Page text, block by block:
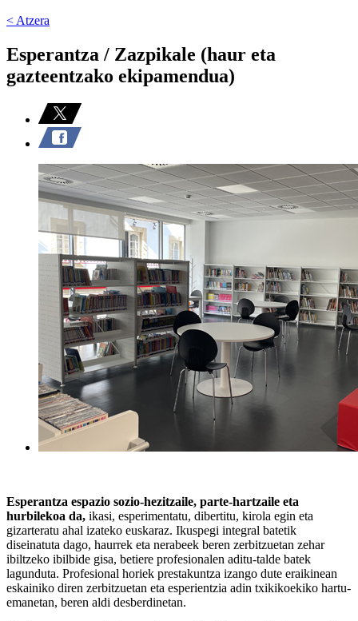
< Atzera
Esperantza / Zazpikale (haur eta
gazteentzako ekipamendua)
Esperantza espazio sozio-hezitzaile, parte-hartzaile eta
hurbilekoa da, ikasi, esperimentatu, dibertitu, kirola egin eta
gizarteratu ahal izateko euskaraz. Ikuspegi integral batetik
diseinatuta dago, haurrek eta nerabeek beren zerbitzuetan zehar
ibiltzeko ibilbide gisa, betiere profesionalen aditu-talde batek
lagunduta. Profesional horiek prestakuntza izango dute eraikinean
eskainiko diren zerbitzuetan eta esperientzia adin txikikoekiko hartu-
emanetan, beren aldi desberdinetan.